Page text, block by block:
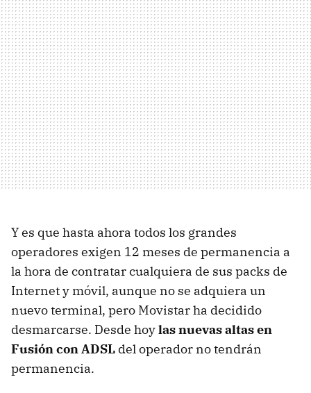
Y es que hasta ahora todos los grandes
operadores exigen 12 meses de permanencia a
la hora de contratar cualquiera de sus packs de
Internet y móvil, aunque no se adquiera un
nuevo terminal, pero Movistar ha decidido
desmarcarse. Desde hoylas nuevas altas en
Fusión con ADSL del operador no tendrán
permanencia.